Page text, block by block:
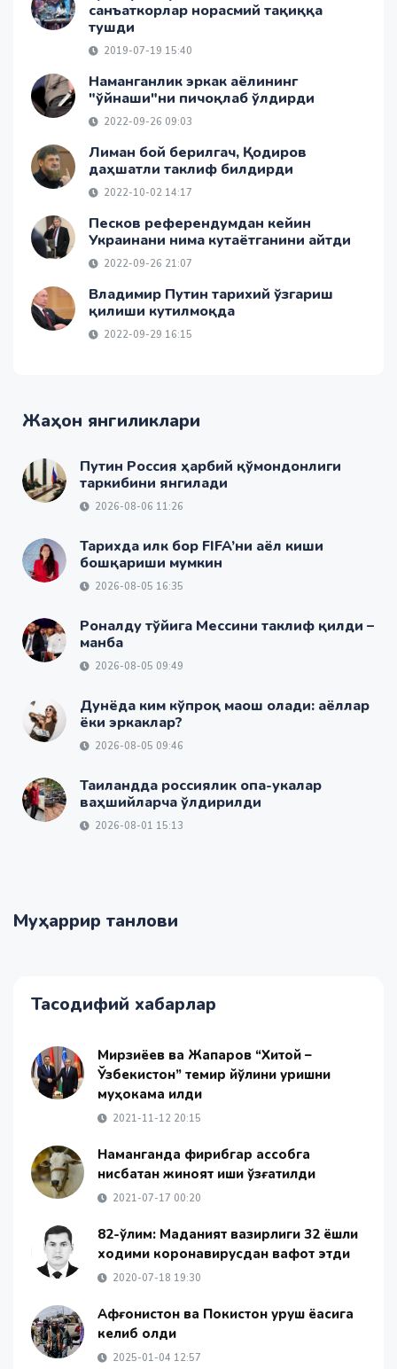
санъаткорлар норасмий тақиққа
тушди
2019-07-19 15:40
Наманганлик эркак аёлининг
"ўйнаши"ни пичоқлаб ўлдирди
2022-09-26 09:03
Лиман бой берилгач, Қодиров
даҳшатли таклиф билдирди
2022-10-02 14:17
Песков референдумдан кейин
Украинани нима кутаётганини айтди
2022-09-26 21:07
Владимир Путин тарихий ўзгариш
қилиши кутилмоқда
2022-09-29 16:15
Жаҳон янгиликлари
Путин Россия ҳарбий қўмондонлиги
таркибини янгилади
2026-08-06 11:26
Тарихда илк бор FIFA’ни аёл киши
бошқариши мумкин
2026-08-05 16:35
Роналду тўйига Мессини таклиф қилди –
манба
2026-08-05 09:49
Дунёда ким кўпроқ маош олади: аёллар
ёки эркаклар?
2026-08-05 09:46
Таиландда россиялик опа-укалар
ваҳшийларча ўлдирилди
2026-08-01 15:13
Муҳаррир танлови
Тасодифий хабарлар
Мирзиёев ва Жапаров “Хитой –
Ўзбекистон” темир йўлини қуришни
муҳокама қилди
2021-11-12 20:15
Наманганда фирибгар қассобга
нисбатан жиноят иши қўзғатилди
2021-07-17 00:20
82-ўлим: Маданият вазирлиги 32 ёшли
ходими коронавирусдан вафот этди
2020-07-18 19:30
Афғонистон ва Покистон уруш ёқасига
келиб қолди
2025-01-04 12:57